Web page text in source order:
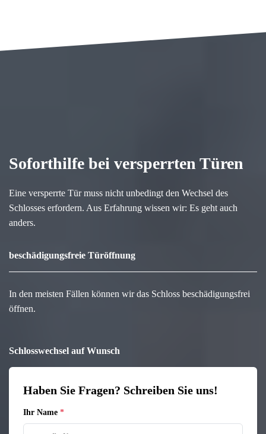
Soforthilfe bei versperrten Türen
Eine versperrte Tür muss nicht unbedingt den Wechsel des
Schlosses erfordern. Aus Erfahrung wissen wir: Es geht auch
anders.
beschädigungsfreie Türöffnung
In den meisten Fällen können wir das Schloss beschädigungsfrei
öffnen.
Schlosswechsel auf Wunsch
Haben Sie Fragen? Schreiben Sie uns!
Ihr Name